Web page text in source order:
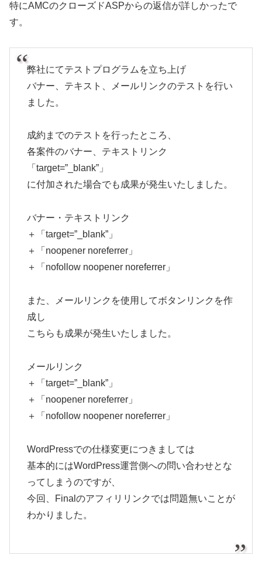
特にAMCのクローズドASPからの返信が詳しかったで
す。
弊社にてテストプログラムを立ち上げ
バナー、テキスト、メールリンクのテストを行い
ました。
成約までのテストを行ったところ、
各案件のバナー、テキストリンク
「target=”_blank”」
に付加された場合でも成果が発生いたしました。
バナー・テキストリンク
＋「target=”_blank”」
＋「noopener noreferrer」
＋「nofollow noopener noreferrer」
また、メールリンクを使用してボタンリンクを作
成し
こちらも成果が発生いたしました。
メールリンク
＋「target=”_blank”」
＋「noopener noreferrer」
＋「nofollow noopener noreferrer」
WordPressでの仕様変更につきましては
基本的にはWordPress運営側への問い合わせとな
ってしまうのですが、
今回、Finalのアフィリリンクでは問題無いことが
わかりました。